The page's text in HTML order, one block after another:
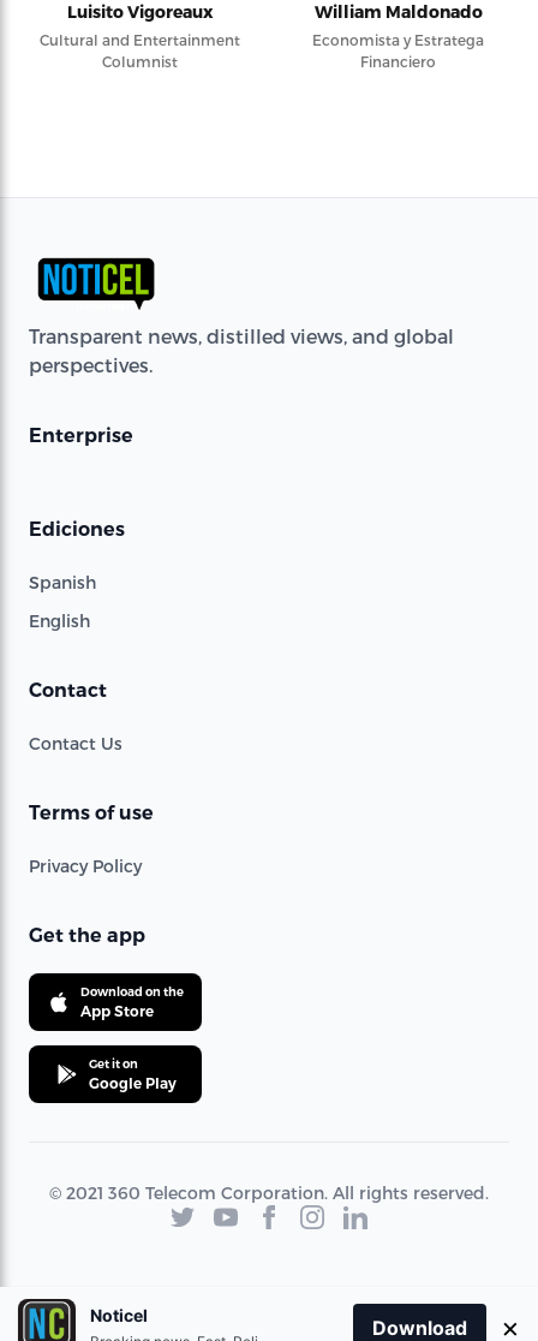
Luisito Vigoreaux
Cultural and Entertainment
Columnist
William Maldonado
Economista y Estratega
Financiero
Transparent news, distilled views, and global
perspectives.
Enterprise
Ediciones
Spanish
English
Contact
Contact Us
Terms of use
Privacy Policy
Get the app
Download on the
App Store
Get it on
Google Play
© 2021 360 Telecom Corporation. All rights reserved.
Noticel
Download ×